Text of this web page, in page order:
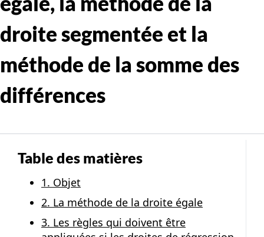
droite segmentée et la
méthode de la somme des
différences
Table des matières
1. Objet
2. La méthode de la droite égale
3. Les règles qui doivent être